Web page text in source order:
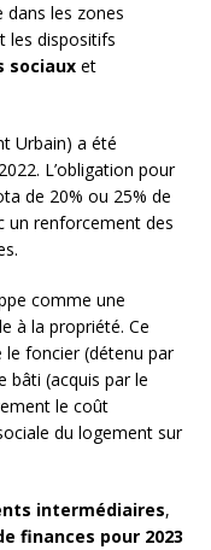
dans les zones
les dispositifs
sociaux et
Urbain) a été
L’obligation pour
de 20% ou 25% de
un renforcement des
comme une
à la propriété. Ce
foncier (détenu par
bâti (acquis par le
le coût
du logement sur
intermédiaires,
finances pour 2023